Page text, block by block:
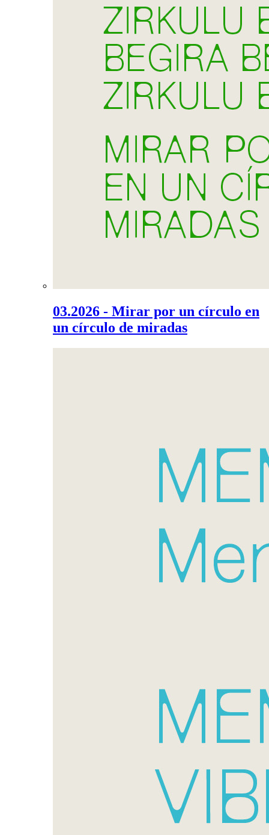
03.2026 - Mirar por un círculo en
un círculo de miradas